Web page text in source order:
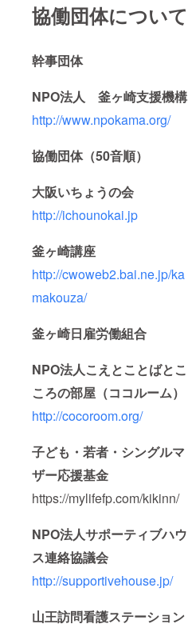
協働団体について
幹事団体
NPO法人 釜ヶ崎支援機構
http://www.npokama.org/
協働団体（50音順）
大阪いちょうの会
http://ichounokai.jp
釜ヶ崎講座
http://cwoweb2.bai.ne.jp/ka
makouza/
釜ヶ崎日雇労働組合
NPO法人こえとことばとこ
ころの部屋（ココルーム）
http://cocoroom.org/
子ども・若者・シングルマ
ザー応援基金
https://mylifefp.com/kikinn/
NPO法人サポーティブハウ
ス連絡協議会
http://supportivehouse.jp/
山王訪問看護ステーション